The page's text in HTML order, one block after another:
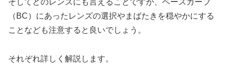
そしてどのレンズにも言えることですが、ベースカーブ
（BC）にあったレンズの選択やまばたきを穏やかにする
ことなども注意すると良いでしょう。
それぞれ詳しく解説します。